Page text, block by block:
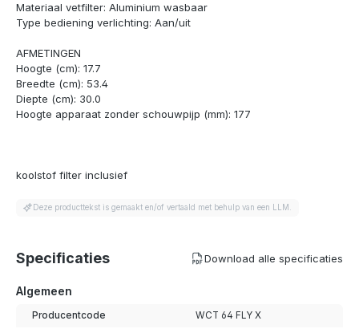
Materiaal vetfilter: Aluminium wasbaar
Type bediening verlichting: Aan/uit
AFMETINGEN
Hoogte (cm): 17.7
Breedte (cm): 53.4
Diepte (cm): 30.0
Hoogte apparaat zonder schouwpijp (mm): 177
koolstof filter inclusief
Deze producttekst is gemaakt en/of vertaald met behulp van een LLM.
Specificaties Download alle specificaties
Algemeen
Producentcode WCT 64 FLY X